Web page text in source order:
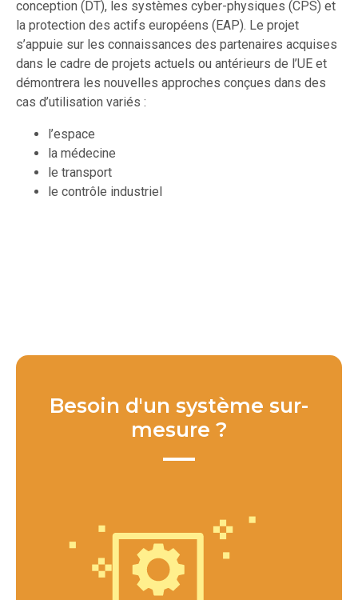
conception (DT), les systèmes cyber-physiques (CPS) et
la protection des actifs européens (EAP). Le projet
s’appuie sur les connaissances des partenaires acquises
dans le cadre de projets actuels ou antérieurs de l’UE et
démontrera les nouvelles approches conçues dans des
cas d’utilisation variés :
l’espace
la médecine
le transport
le contrôle industriel
Besoin d'un système sur-
mesure ?